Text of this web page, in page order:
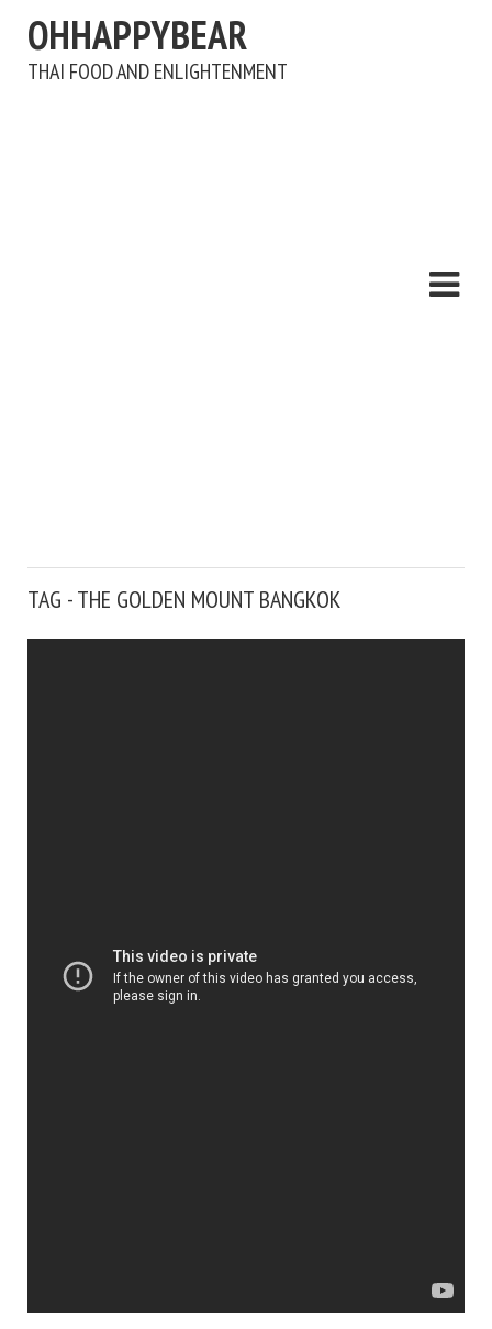
OHHAPPYBEAR
THAI FOOD AND ENLIGHTENMENT
TAG - THE GOLDEN MOUNT BANGKOK